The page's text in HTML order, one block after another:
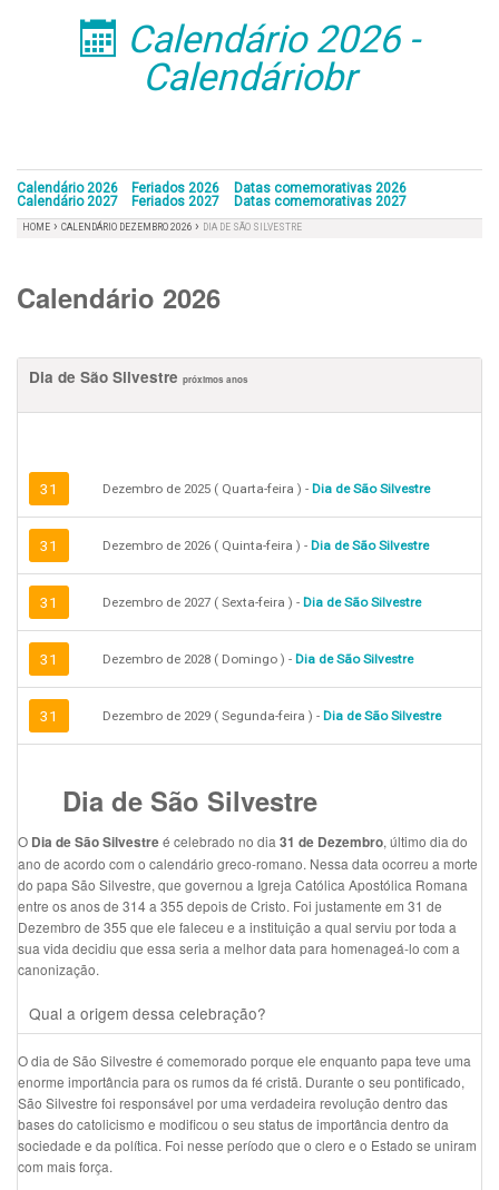
󰁣 Calendário 2026 -
Calendáriobr
Calendário 2026 Feriados 2026
Datas comemorativas 2026
Calendário 2027
Feriados 2027 Datas comemorativas 2027
HOME › CALENDÁRIO DEZEMBRO 2026 › DIA DE SÃO SILVESTRE
Calendário 2026
Dia de São Silvestre próximos anos
31 Dezembro de 2025 ( Quarta-feira ) - Dia de São Silvestre
31 Dezembro de 2026 ( Quinta-feira ) - Dia de São Silvestre
31 Dezembro de 2027 ( Sexta-feira ) - Dia de São Silvestre
31 Dezembro de 2028 ( Domingo ) - Dia de São Silvestre
31 Dezembro de 2029 ( Segunda-feira ) - Dia de São Silvestre
Dia de São Silvestre
O Dia de São Silvestreé celebrado no dia31 de Dezembro, último dia do
ano de acordo com o calendário greco-romano. Nessa data ocorreu a morte
do papa São Silvestre, que governou a Igreja Católica Apostólica Romana
entre os anos de 314 a 355 depois de Cristo. Foi justamente em 31 de
Dezembro de 355 que ele faleceu e a instituição a qual serviu por toda a
sua vida decidiu que essa seria a melhor data para homenageá-lo com a
canonização.
Qual a origem dessa celebração?
O dia de São Silvestre é comemorado porque ele enquanto papa teve uma
enorme importância para os rumos da fé cristã. Durante o seu pontificado,
São Silvestre foi responsável por uma verdadeira revolução dentro das
bases do catolicismo e modificou o seu status de importância dentro da
sociedade e da política. Foi nesse período que o clero e o Estado se uniram
com mais força.